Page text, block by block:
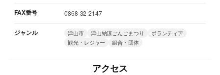
FAX番号 0868-32-2147
ジャンル 津山市 津山納涼ごんごまつり
ボランティア
観光・レジャー
組合・団体
アクセス